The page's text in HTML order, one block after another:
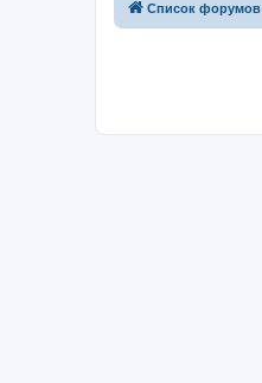
Список форумов